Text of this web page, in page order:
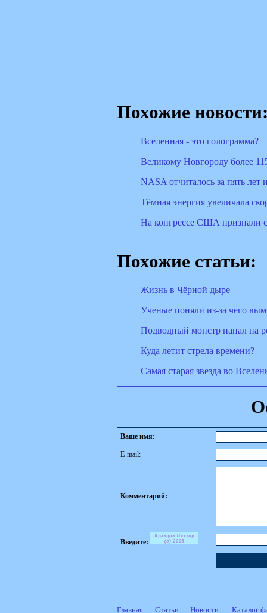
Похожие
Вселенная - это голограмма?
Великому Новгороду более
NASA отчиталось за пять лет
Тёмная энергия увеличала
На конгрессе США признали
Похожие статьи:
Жизнь в Чёрной дыре
Ученые поняли из-за чего
Подводный монстр напал на
Куда летит стрела времени?
Cамая старая звезда во
Ваше имя:
E-mail:
Комментарий:
Введите:
Главная Статьи Новости
Каталог